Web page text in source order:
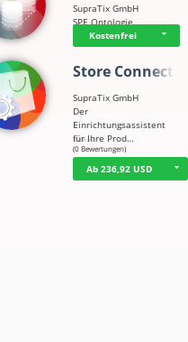
SupraTix GmbH
SPE Ontologie
Kostenfrei
Store Connect
SupraTix GmbH
Der
Einrichtungsassistent
für Ihre Prod…
☆☆☆ ☆☆
(0 Bewertungen)
Ab 236,92 USD